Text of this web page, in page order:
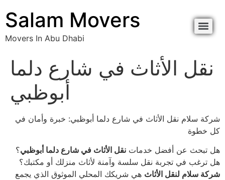
Salam Movers
Movers In Abu Dhabi
نقل الأثاث في شارع دلما
أبوظبي
شركة سلام نقل الأثاث في شارع دلما أبوظبي: خبرة وأمان في
كل خطوة
هل تبحث عن أفضل خدمات نقل الأثاث في شارع دلما أبوظبي؟
هل ترغب في تجربة نقل سلسة وآمنة لأثاث منزلك أو مكتبك؟
شركة سلام لنقل الأثاث هي شريكك المحلي الموثوق الذي يجمع